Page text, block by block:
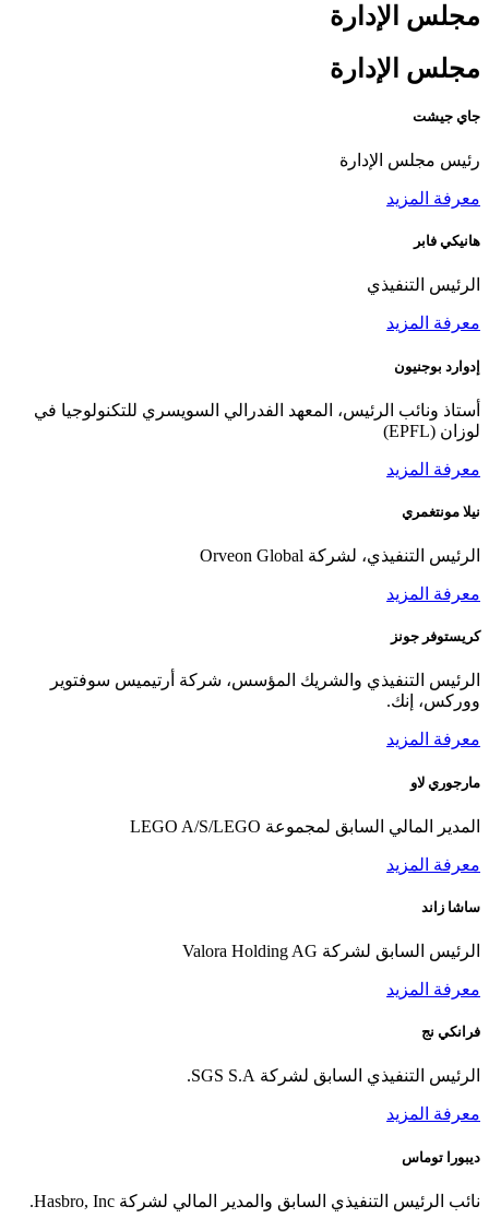
مجلس الإدارة
مجلس الإدارة
جاي جيشت
رئيس مجلس الإدارة
معرفة المزيد
هانيكي فابر
الرئيس التنفيذي
معرفة المزيد
إدوارد بوجنيون
أستاذ ونائب الرئيس، المعهد الفدرالي السويسري للتكنولوجيا في
لوزان (EPFL)
معرفة المزيد
نيلا مونتغمري
الرئيس التنفيذي، لشركة Orveon Global
معرفة المزيد
كريستوفر جونز
الرئيس التنفيذي والشريك المؤسس، شركة أرتيميس سوفتوير
ووركس، إنك.
معرفة المزيد
مارجوري لاو
المدير المالي السابق لمجموعة LEGO A/S/LEGO
معرفة المزيد
ساشا زاند
الرئيس السابق لشركة Valora Holding AG
معرفة المزيد
فرانكي نج
الرئيس التنفيذي السابق لشركة SGS S.A.
معرفة المزيد
ديبورا توماس
نائب الرئيس التنفيذي السابق والمدير المالي لشركة Hasbro, Inc.